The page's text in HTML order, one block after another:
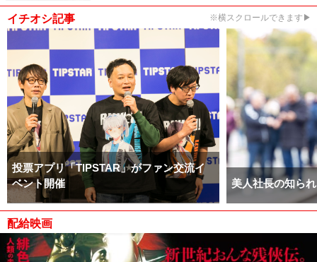
イチオシ記事 ※横スクロールできます▶
投票アプリ「TIPSTAR」がファン交流イ
ベント開催
美人社長の知ら
配給映画